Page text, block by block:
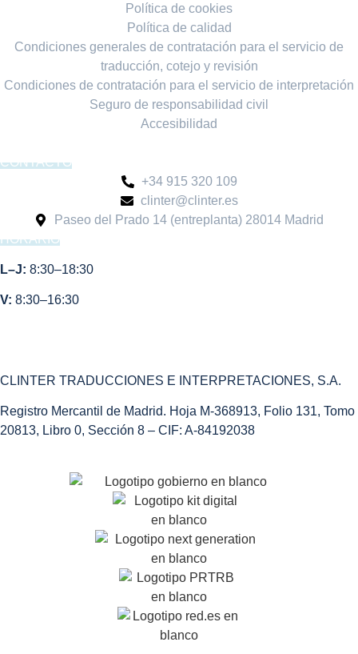
Política de cookies
Política de calidad
Condiciones generales de contratación para el servicio de
traducción, cotejo y revisión
Condiciones de contratación para el servicio de interpretación
Seguro de responsabilidad civil
Accesibilidad
CONTACTO
+34 915 320 109
clinter@clinter.es
Paseo del Prado 14 (entreplanta) 28014 Madrid
HORARIO
L–J: 8:30–18:30
V: 8:30–16:30
CLINTER TRADUCCIONES E INTERPRETACIONES, S.A.
Registro Mercantil de Madrid. Hoja M-368913, Folio 131, Tomo
20813, Libro 0, Sección 8 – CIF: A-84192038